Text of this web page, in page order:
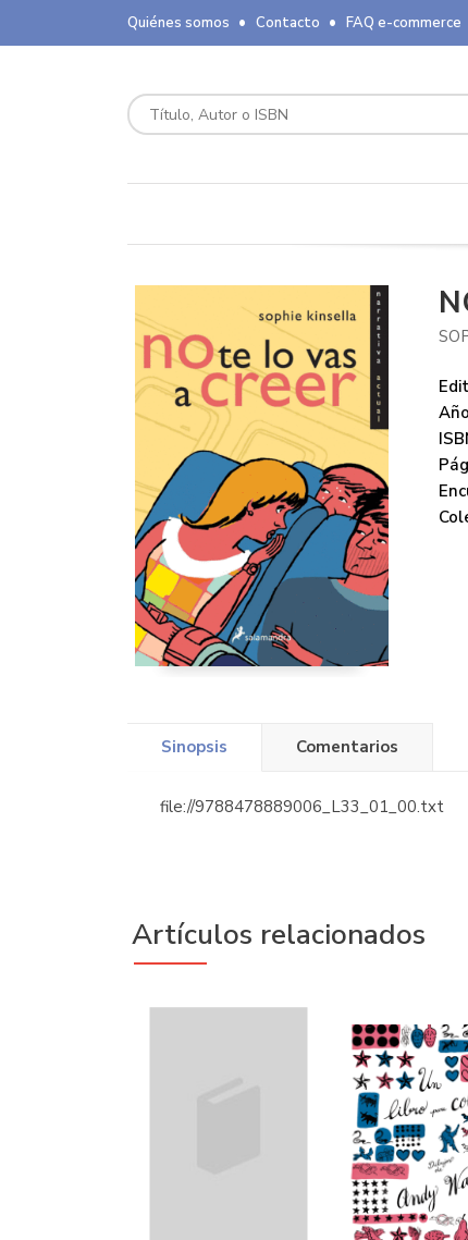
Quiénes somos Contacto FAQ e-commerce
Sinopsis Comentarios
file://9788478889006_L33_01_00.txt
Artículos relacionados